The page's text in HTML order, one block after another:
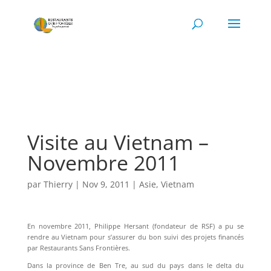
Visite au Vietnam –
Novembre 2011
par Thierry| Nov 9, 2011 | Asie, Vietnam
En novembre 2011, Philippe Hersant (fondateur de RSF) a pu se
rendre au Vietnam pour s’assurer du bon suivi des projets financés
par Restaurants Sans Frontières.
Dans la province de Ben Tre, au sud du pays dans le delta du